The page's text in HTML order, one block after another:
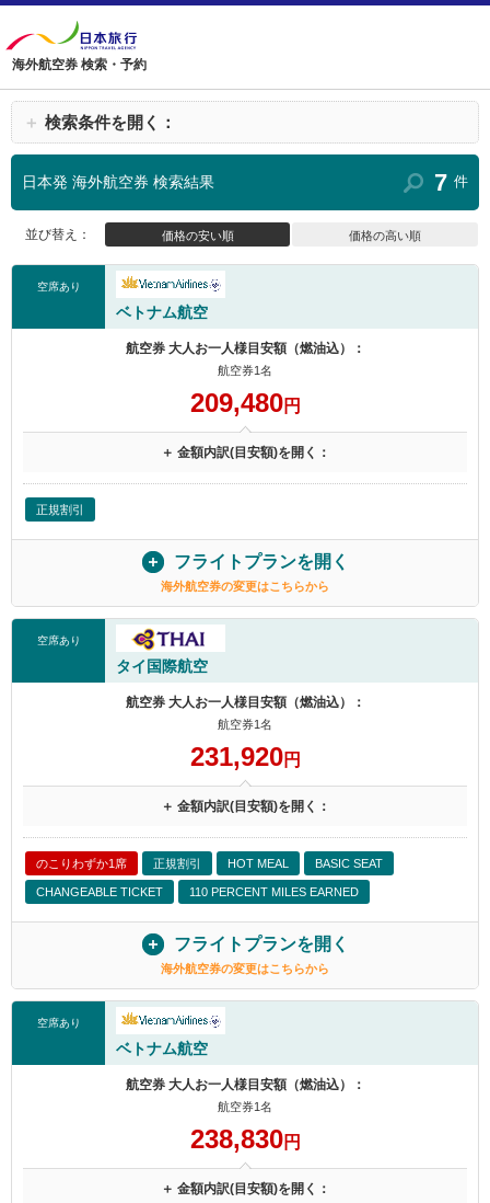
海外航空券 検索・予約
＋ 検索条件を開く：
日本発 海外航空券 検索結果 7 件
並び替え： 価格の安い順 価格の高い順
空席あり
ベトナム航空
航空券 大人お一人様目安額（燃油込）：
航空券1名
209,480円
＋ 金額内訳(目安額)を開く：
正規割引
フライトプランを開く
海外航空券の変更はこちらから
空席あり
タイ国際航空
航空券 大人お一人様目安額（燃油込）：
航空券1名
231,920円
＋ 金額内訳(目安額)を開く：
のこりわずか1席 正規割引 HOT MEAL BASIC SEAT
CHANGEABLE TICKET 110 PERCENT MILES EARNED
フライトプランを開く
海外航空券の変更はこちらから
空席あり
ベトナム航空
航空券 大人お一人様目安額（燃油込）：
航空券1名
238,830円
＋ 金額内訳(目安額)を開く：